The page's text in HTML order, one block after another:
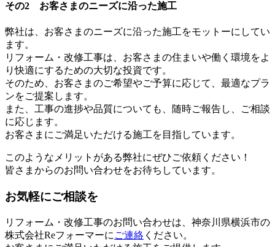
その2 お客さまのニーズに沿った施工
弊社は、お客さまのニーズに沿った施工をモットーにしてい
ます。
リフォーム・改修工事は、お客さまの住まいや働く環境をよ
り快適にするための大切な投資です。
そのため、お客さまのご希望やご予算に応じて、最適なプラ
ンをご提案します。
また、工事の進捗や品質についても、随時ご報告し、ご相談
に応じます。
お客さまにご満足いただける施工を目指しています。
このようなメリットがある弊社にぜひご依頼ください！
皆さまからのお問い合わせをお待ちしています。
お気軽にご相談を
リフォーム・改修工事のお問い合わせは、神奈川県横浜市の
株式会社Reフォーマーに ご連絡 ください。